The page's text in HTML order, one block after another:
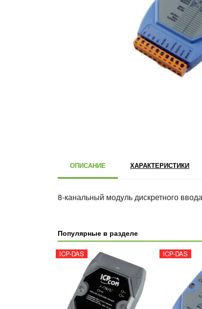
ОПИСАНИЕ ХАРАКТЕРИСТИКИ
8-канальный модуль дискретного
Популярные в разделе
ICP-DAS ICP-DAS